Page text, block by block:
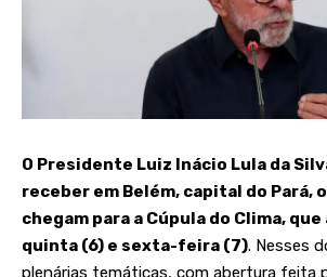
O Presidente Luiz Inácio Lula da
receber em Belém, capital do Pará,
chegam para a Cúpula do Clima,
quinta (6) e sexta-feira (7). Nesses
plenárias temáticas, com abertura feita